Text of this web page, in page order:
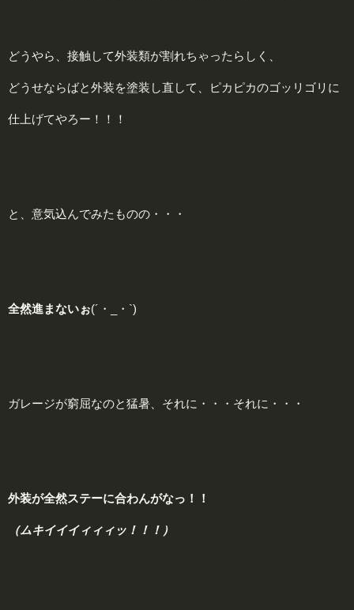
どうやら、接触して外装類が割れちゃったらしく、
どうせならばと外装を塗装し直して、ピカピカのゴッリゴリに
仕上げてやろー！！！
と、意気込んでみたものの・・・
全然進まないぉ(´・_・`)
ガレージが窮屈なのと猛暑、それに・・・それに・・・
外装が全然ステーに合わんがなっ！！
（ムキイイイィィィッ！！！）